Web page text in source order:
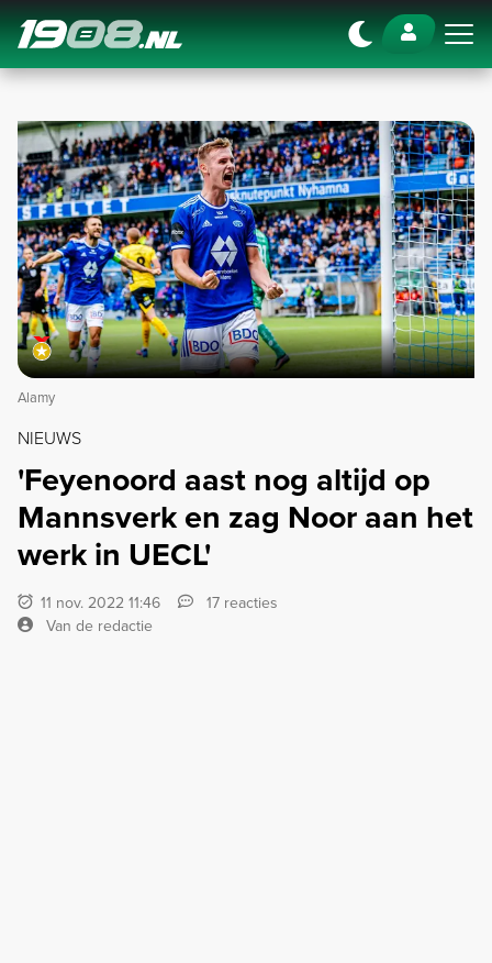
Navigation
Alamy
NIEUWS
'Feyenoord aast nog altijd op
Mannsverk en zag Noor aan het
werk in UECL'
11 nov. 2022 11:46
17 reacties
Van de redactie